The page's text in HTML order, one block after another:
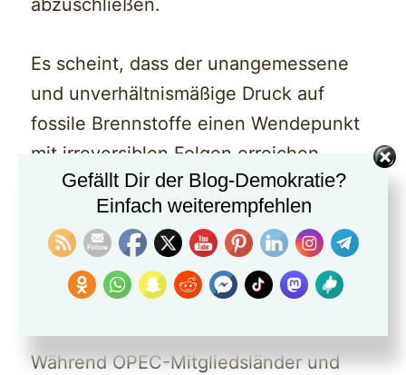
abzuschließen.
Es scheint, dass der unangemessene
und unverhältnismäßige Druck auf
fossile Brennstoffe einen Wendepunkt
mit irreversiblen Folgen erreichen
könnte, da der Entscheidungsentwurf
noch Optionen für den Ausstieg aus
fossilen Brennstoffen enthält (z. B.
Absatz 35 des Verhandlungstextes vom
5. Dezember 2023, wie beigefügt).
Während OPEC-Mitgliedsländer und
Gefällt Dir der Blog-Demokratie?
Einfach weiterempfehlen